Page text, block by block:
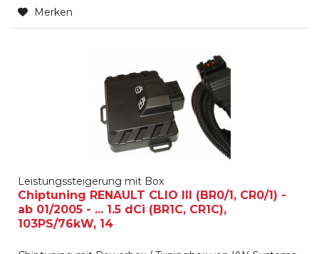
Merken
Leistungssteigerung mit Box
Chiptuning RENAULT CLIO III (BR0/1, CR0/1) -
ab 01/2005 - ... 1.5 dCi (BR1C, CR1C),
103PS/76kW, 14